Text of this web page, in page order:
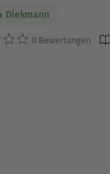
Diekmann
0 Bewertungen